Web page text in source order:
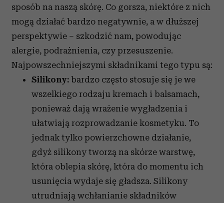
otrzymanymi od Ciebie lub uzyskanymi podczas
korzystania z ich usług.
sposób na naszą skórę. Co gorsza, niektóre z nich
mogą działać bardzo negatywnie, a w dłuższej
perspektywie – szkodzić nam, powodując
alergie, podrażnienia, czy przesuszenie.
Najpowszechniejszymi składnikami tego typu są:
Silikony: bardzo często stosuje się je we
wszelkiego rodzaju kremach i balsamach,
ponieważ dają wrażenie wygładzenia i
ułatwiają rozprowadzanie kosmetyku. To
jednak tylko powierzchowne działanie,
gdyż silikony tworzą na skórze warstwę,
która oblepia skórę, która do momentu ich
usunięcia wydaje się gładsza. Silikony
utrudniają wchłanianie składników